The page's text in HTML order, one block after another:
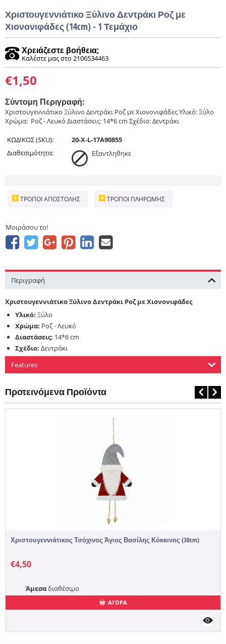
Χριστουγεννιάτικο Ξύλινο Δεντράκι Ροζ με
Χιονονιφάδες (14cm) - 1 Τεμάχιο
Χρειάζεστε βοήθεια;
Καλέστε μας στο 2106534463
€1,50
Σύντομη Περιγραφή:
Χριστουγεννιάτικο Ξύλινο Δεντράκι Ροζ με Χιονονιφάδες Υλικό: Ξύλο
Χρώμα: Ροζ - Λευκό Διαστάσεις: 14*6 cm Σχέδιο: Δεντράκι
ΚΩΔΙΚΟΣ (SKU):
20-X-L-17A90855
Διαθεσιμότητα:
Εξαντληθηκε
ΤΡΌΠΟΙ ΑΠΟΣΤΟΛΉΣ ΤΡΌΠΟΙ ΠΛΗΡΩΜΉΣ
Μοιράσου το!
Περιγραφή
Χριστουγεννιάτικο Ξύλινο Δεντράκι Ροζ με Χιονονιφάδες
Υλικό: Ξύλο
Χρώμα: Ροζ - Λευκό
Διαστάσεις: 14*6 cm
Σχέδιο: Δεντράκι
Features
Προτεινόμενα Προϊόντα
Χριστουγεννιάτικος Τσόχινος Άγιος Βασίλης Κόκκινος (30cm)
€4,50
Άμεσαδιαθέσιμο
ΑΓΟΡΑ